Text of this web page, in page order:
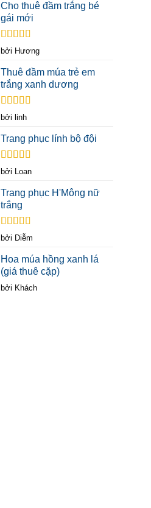
Cho thuê đầm trắng bé
gái mới
Được xếp
5 sao
bởi Hương
Thuê đầm múa trẻ em
trắng xanh dương
Được xếp
bởi linh
Trang phục lính bộ đội
Được xếp
bởi Loan
Trang phục H'Mông nữ
trắng
Được xếp
bởi Diễm
Hoa múa hồng xanh lá
(giá thuê cặp)
bởi Khách